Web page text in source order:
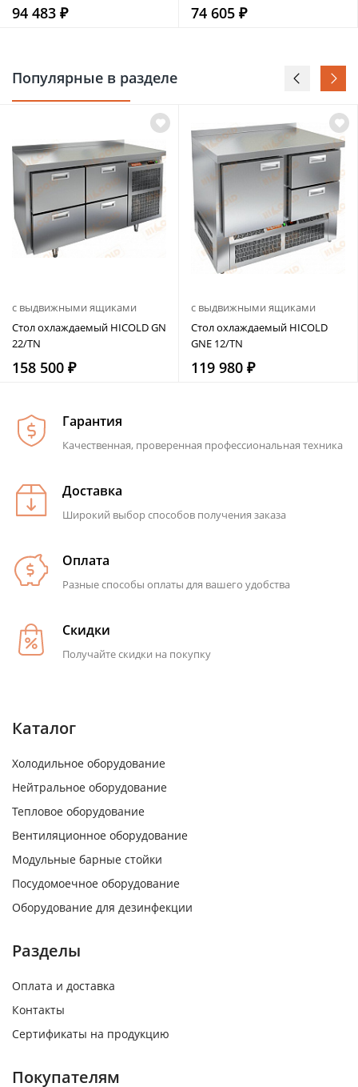
94 483 ₽ 74 605 ₽
Популярные в разделе
с выдвижными ящиками
Стол охлаждаемый HICOLD GN
22/TN
158 500 ₽
с выдвижными ящиками
Стол охлаждаемый HICOLD
GNE 12/TN
119 980 ₽
Гарантия
Качественная, проверенная профессиональная техника
Доставка
Широкий выбор способов получения заказа
Оплата
Разные способы оплаты для вашего удобства
Скидки
Получайте скидки на покупку
Каталог
Холодильное оборудование
Нейтральное оборудование
Тепловое оборудование
Вентиляционное оборудование
Модульные барные стойки
Посудомоечное оборудование
Оборудование для дезинфекции
Разделы
Оплата и доставка
Контакты
Сертификаты на продукцию
Покупателям